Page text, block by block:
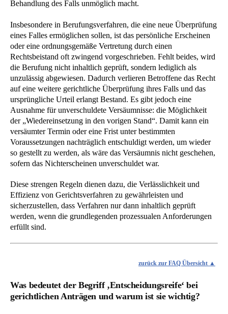
Behandlung des Falls unmöglich macht.
Insbesondere in Berufungsverfahren, die eine neue Überprüfung
eines Falles ermöglichen sollen, ist das persönliche Erscheinen
oder eine ordnungsgemäße Vertretung durch einen
Rechtsbeistand oft zwingend vorgeschrieben. Fehlt beides, wird
die Berufung nicht inhaltlich geprüft, sondern lediglich als
unzulässig abgewiesen. Dadurch verlieren Betroffene das Recht
auf eine weitere gerichtliche Überprüfung ihres Falls und das
ursprüngliche Urteil erlangt Bestand. Es gibt jedoch eine
Ausnahme für unverschuldete Versäumnisse: die Möglichkeit
der „Wiedereinsetzung in den vorigen Stand“. Damit kann ein
versäumter Termin oder eine Frist unter bestimmten
Voraussetzungen nachträglich entschuldigt werden, um wieder
so gestellt zu werden, als wäre das Versäumnis nicht geschehen,
sofern das Nichterscheinen unverschuldet war.
Diese strengen Regeln dienen dazu, die Verlässlichkeit und
Effizienz von Gerichtsverfahren zu gewährleisten und
sicherzustellen, dass Verfahren nur dann inhaltlich geprüft
werden, wenn die grundlegenden prozessualen Anforderungen
erfüllt sind.
zurück zur FAQ Übersicht
Was bedeutet der Begriff ‚Entscheidungsreife‘ bei
gerichtlichen Anträgen und warum ist sie wichtig?